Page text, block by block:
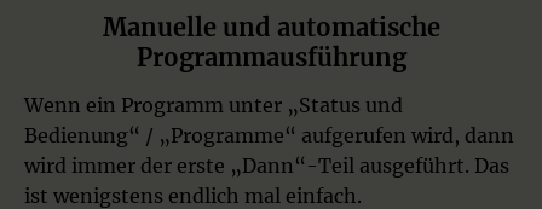
Manuelle und automatische
Programmausführung
Wenn ein Programm unter „Status und
Bedienung“ / „Programme“ aufgerufen wird, dann
wird immer der erste „Dann“-Teil ausgeführt. Das
ist wenigstens endlich mal einfach.